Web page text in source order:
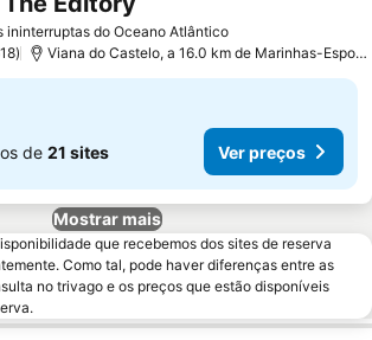
ininterruptas do Oceano AtlânticoVer preços
Viana do Castelo, a 16.0 km de Marinhas-
de 21 sites Ver preços
Mostrar mais
que recebemos dos sites de reserva
Como tal, pode haver diferenças entre as
no trivago e os preços que estão disponíveis